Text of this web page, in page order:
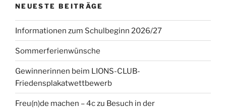
NEUESTE BEITRÄGE
Informationen zum Schulbeginn 2026/27
Sommerferienwünsche
Gewinnerinnen beim LIONS-CLUB-
Friedensplakatwettbewerb
Freu(n)de machen – 4c zu Besuch in der